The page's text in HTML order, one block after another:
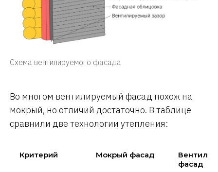
Схема вентилируемого фасада
Во многом вентилируемый фасад похож на
мокрый, но отличий достаточно. В таблице
сравнили две технологии утепления:
Критерий Мокрый фасад
фасад